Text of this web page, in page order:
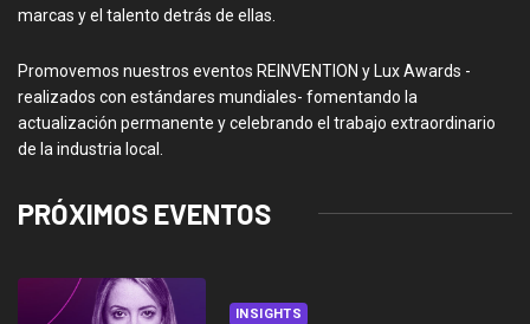
marcas y el talento detrás de ellas.
Promovemos nuestros eventos REINVENTION y Lux Awards -
realizados con estándares mundiales- fomentando la
actualización permanente y celebrando el trabajo extraordinario
de la industria local.
PRÓXIMOS EVENTOS
INSIGHTS